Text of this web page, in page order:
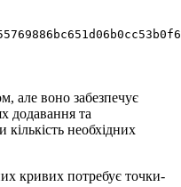
але воно забезпечує
додавання та
необхідних
кривих потребує точки-